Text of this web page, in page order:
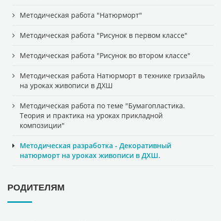
Методическая работа "Натюрморт"
Методическая работа "Рисунок в первом классе"
Методическая работа "Рисунок во втором классе"
Методическая работа Натюрморт в технике гризайль
на уроках живописи в ДХШ
Методическая работа по теме "Бумагопластика.
Теория и практика на уроках прикладной
композиции"
Методическая разработка - Декоративный
натюрморт на уроках живописи в ДХШ.
РОДИТЕЛЯМ